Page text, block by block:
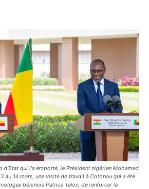
d'Etat qui l'a emporté, le Président nigérien Mohamed
au 14 mars, une visite de travail à Cotonou qui a été
béninois Patrice Talon, de renforcer la